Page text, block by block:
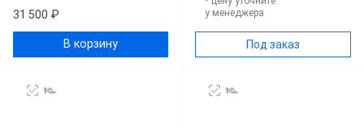
31 500 ₽
В корзину
у менеджера
Под заказ